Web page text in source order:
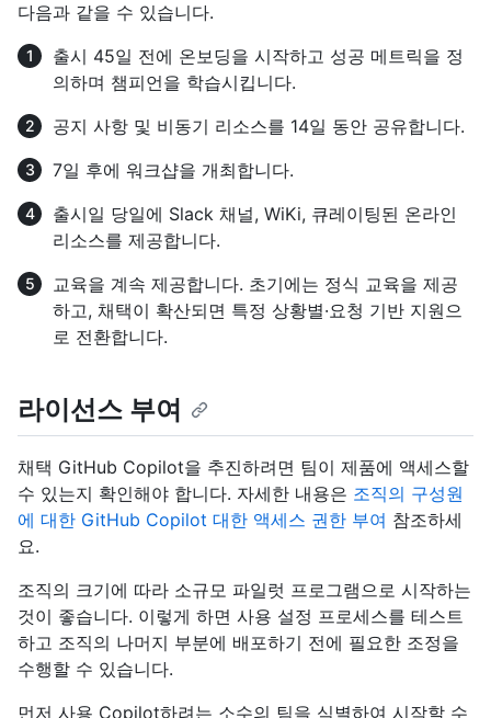
다음과 같을 수 있습니다.
출시 45일 전에 온보딩을 시작하고 성공 메트릭을 정
의하며 챔피언을 학습시킵니다.
공지 사항 및 비동기 리소스를 14일 동안 공유합니다.
7일 후에 워크샵을 개최합니다.
출시일 당일에 Slack 채널, WiKi, 큐레이팅된 온라인
리소스를 제공합니다.
교육을 계속 제공합니다. 초기에는 정식 교육을 제공
하고, 채택이 확산되면 특정 상황별·요청 기반 지원으
로 전환합니다.
라이선스 부여
채택 GitHub Copilot을 추진하려면 팀이 제품에 액세스할
수 있는지 확인해야 합니다. 자세한 내용은 조직의 구성원
에 대한 GitHub Copilot 대한 액세스 권한 부여 참조하세
요.
조직의 크기에 따라 소규모 파일럿 프로그램으로 시작하는
것이 좋습니다. 이렇게 하면 사용 설정 프로세스를 테스트
하고 조직의 나머지 부분에 배포하기 전에 필요한 조정을
수행할 수 있습니다.
먼저 사용 Copilot하려는 소수의 팀을 식별하여 시작할 수